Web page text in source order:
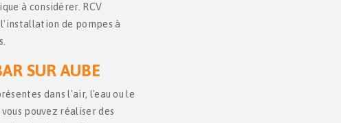
à considérer. RCV
l'installation de pompes à
SUR AUBE
dans l'air, l'eau ou le
pouvez réaliser des